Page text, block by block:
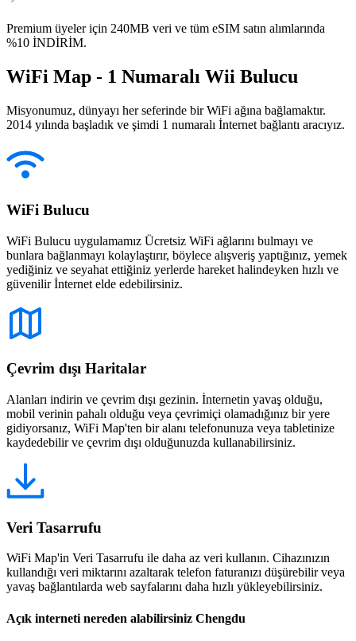
Premium üyeler için 240MB veri ve tüm eSIM satın alımlarında
%10 İNDİRİM.
WiFi Map - 1 Numaralı Wii Bulucu
Misyonumuz, dünyayı her seferinde bir WiFi ağına bağlamaktır.
2014 yılında başladık ve şimdi 1 numaralı İnternet bağlantı aracıyız.
WiFi Bulucu
WiFi Bulucu uygulamamız Ücretsiz WiFi ağlarını bulmayı ve
bunlara bağlanmayı kolaylaştırır, böylece alışveriş yaptığınız, yemek
yediğiniz ve seyahat ettiğiniz yerlerde hareket halindeyken hızlı ve
güvenilir İnternet elde edebilirsiniz.
Çevrim dışı Haritalar
Alanları indirin ve çevrim dışı gezinin. İnternetin yavaş olduğu,
mobil verinin pahalı olduğu veya çevrimiçi olamadığınız bir yere
gidiyorsanız, WiFi Map'ten bir alanı telefonunuza veya tabletinize
kaydedebilir ve çevrim dışı olduğunuzda kullanabilirsiniz.
Veri Tasarrufu
WiFi Map'in Veri Tasarrufu ile daha az veri kullanın. Cihazınızın
kullandığı veri miktarını azaltarak telefon faturanızı düşürebilir veya
yavaş bağlantılarda web sayfalarını daha hızlı yükleyebilirsiniz.
Açık interneti nereden alabilirsiniz Chengdu